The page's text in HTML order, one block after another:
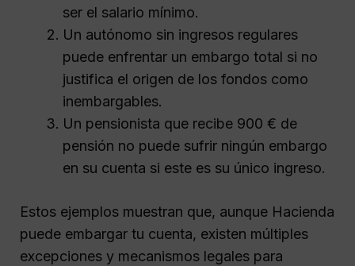
ser el salario mínimo.
Un autónomo sin ingresos regulares
puede enfrentar un embargo total si no
justifica el origen de los fondos como
inembargables.
Un pensionista que recibe 900 € de
pensión no puede sufrir ningún embargo
en su cuenta si este es su único ingreso.
Estos ejemplos muestran que, aunque Hacienda
puede embargar tu cuenta, existen múltiples
excepciones y mecanismos legales para